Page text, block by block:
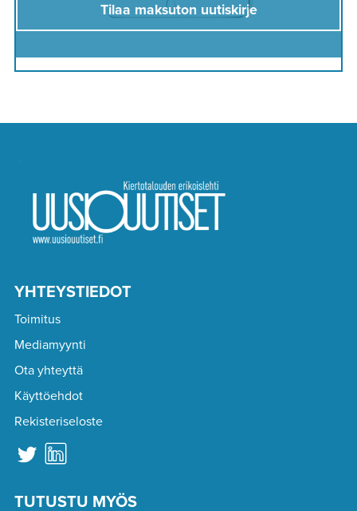
Tilaa maksuton uutiskirje
YHTEYSTIEDOT
Toimitus
Mediamyynti
Ota yhteyttä
Käyttöehdot
Rekisteriseloste
TUTUSTU MYÖS